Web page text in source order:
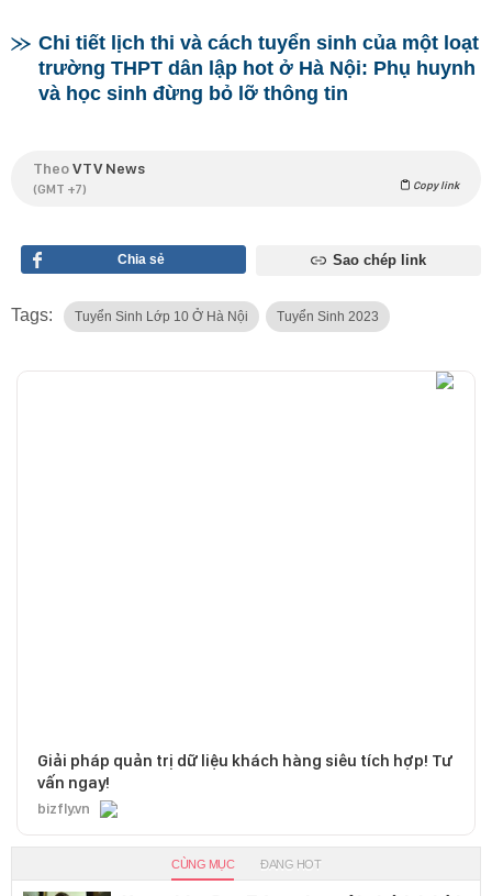
Chi tiết lịch thi và cách tuyển sinh của một loạt
trường THPT dân lập hot ở Hà Nội: Phụ huynh
và học sinh đừng bỏ lỡ thông tin
TheoVTV News
(GMT +7) Copy link
Chia sẻ Sao chép link
Tags: Tuyển Sinh Lớp 10 Ở Hà Nội Tuyển Sinh 2023
Giải pháp quản trị dữ liệu khách hàng siêu tích hợp! Tư
vấn ngay!
bizfly.vn
CÙNG MỤC ĐANG HOT